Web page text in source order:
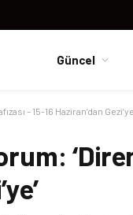
Güncel
– 15-16 Haziran’dan